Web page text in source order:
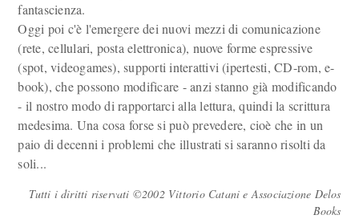
fantascienza.
Oggi poi c'è l'emergere dei nuovi mezzi di comunicazione
(rete, cellulari, posta elettronica), nuove forme espressive
(spot, videogames), supporti interattivi (ipertesti, CD-rom, e-
book), che possono modificare - anzi stanno già modificando
- il nostro modo di rapportarci alla lettura, quindi la scrittura
medesima. Una cosa forse si può prevedere, cioè che in un
paio di decenni i problemi che illustrati si saranno risolti da
soli...
Tutti i diritti riservati ©2002 Vittorio Catani e Associazione Delos
Books